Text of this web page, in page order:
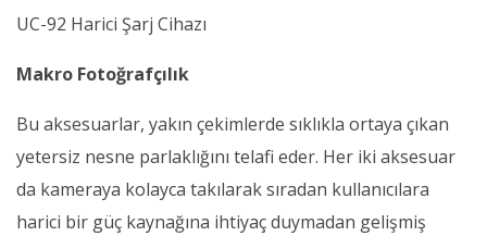
UC-92 Harici Şarj Cihazı
Makro Fotoğrafçılık
Bu aksesuarlar, yakın çekimlerde sıklıkla ortaya çıkan
yetersiz nesne parlaklığını telafi eder. Her iki aksesuar
da kameraya kolayca takılarak sıradan kullanıcılara
harici bir güç kaynağına ihtiyaç duymadan gelişmiş